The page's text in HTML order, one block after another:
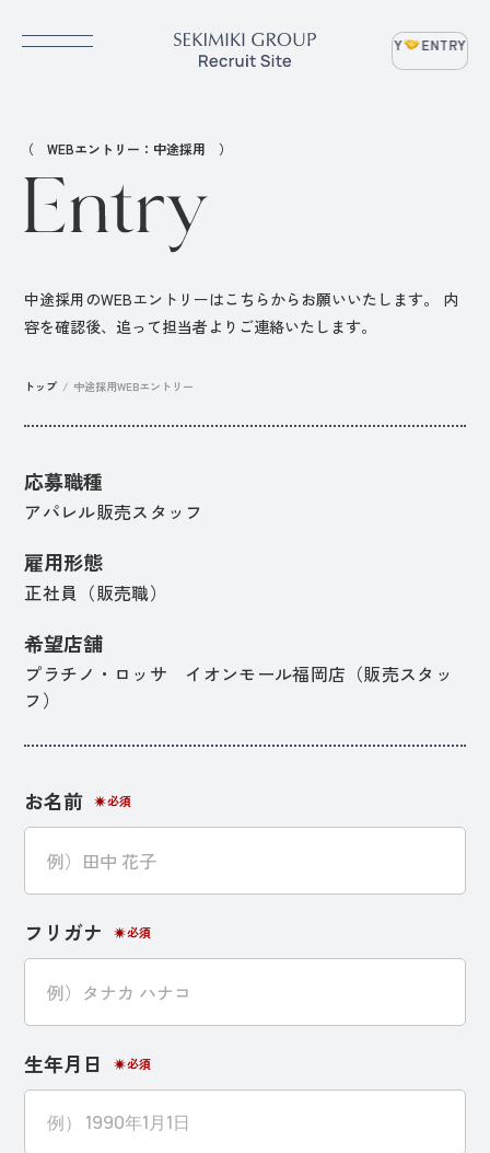
ENTRY
（ WEBエントリー：中途採用 ）
中途採用のWEBエントリーはこちらからお願いいたします。
内
容を確認後、追って担当者よりご連絡いたします。
トップ / 中途採用WEBエントリー
応募職種
アパレル販売スタッフ
雇用形態
正社員（販売職）
希望店舗
プラチノ・ロッサ イオンモール福岡店（販売スタッ
フ）
お名前 必須
フリガナ 必須
生年月日 必須